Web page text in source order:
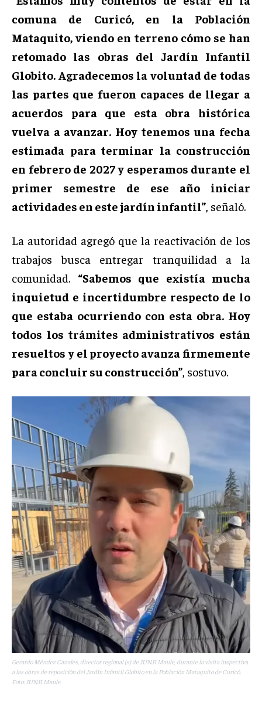
comuna de Curicó, en la Población
Mataquito, viendo en terreno cómo se han
retomado las obras del Jardín Infantil
Globito. Agradecemos la voluntad de todas
las partes que fueron capaces de llegar a
acuerdos para que esta obra histórica
vuelva a avanzar. Hoy tenemos una fecha
estimada para terminar la construcción
en febrero de 2027 y esperamos durante el
primer semestre de ese año iniciar
actividades en este jardín infantil”, señaló.
La autoridad agregó que la reactivación de los
trabajos busca entregar tranquilidad a la
comunidad. “Sabemos que existía mucha
inquietud e incertidumbre respecto de lo
que estaba ocurriendo con esta obra. Hoy
todos los trámites administrativos están
resueltos y el proyecto avanza firmemente
para concluir su construcción”, sostuvo.
Gerardo Méndez Canales, director regional (s) de JUNJI Maule, durante la visita inspectiva
a las obras de reposición del Jardín Infantil Globito en la Población Mataquito de Curicó.
Foto: JUNJI Maule.